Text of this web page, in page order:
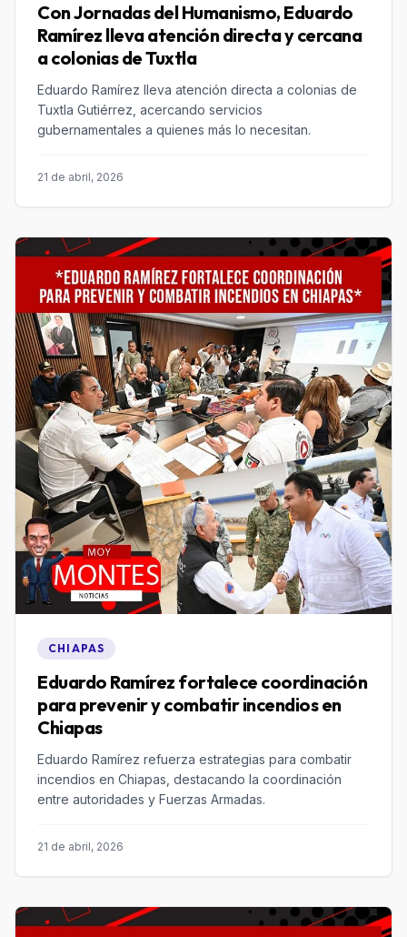
Con Jornadas del Humanismo, Eduardo
Ramírez lleva atención directa y cercana
a colonias de Tuxtla
Eduardo Ramírez lleva atención directa a colonias de
Tuxtla Gutiérrez, acercando servicios
gubernamentales a quienes más lo necesitan.
21 de abril, 2026
CHIAPAS
Eduardo Ramírez fortalece coordinación
para prevenir y combatir incendios en
Chiapas
Eduardo Ramírez refuerza estrategias para combatir
incendios en Chiapas, destacando la coordinación
entre autoridades y Fuerzas Armadas.
21 de abril, 2026